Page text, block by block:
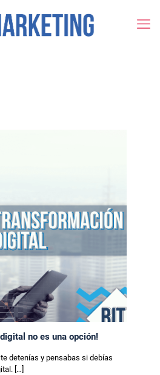
no es una opción!
detenías y pensabas si debías
[…]